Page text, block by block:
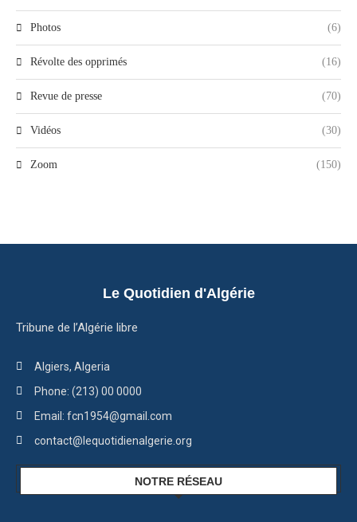
Photos (6)
Révolte des opprimés (16)
Revue de presse (70)
Vidéos (30)
Zoom (150)
Le Quotidien d'Algérie
Tribune de l’Algérie libre
Algiers, Algeria
Phone: (213) 00 0000
Email: fcn1954@gmail.com
contact@lequotidienalgerie.org
NOTRE RÉSEAU